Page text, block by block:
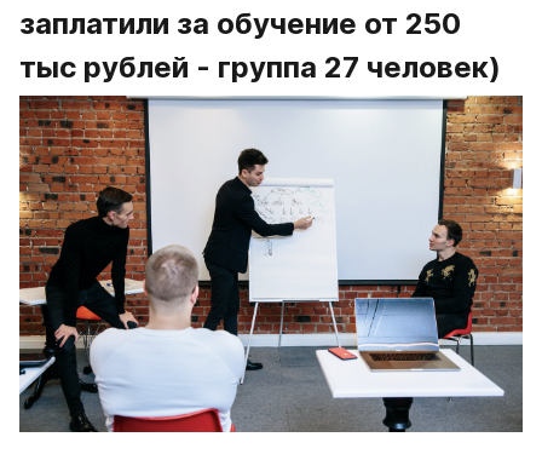
заплатили за обучение от 250
тыс рублей - группа 27 человек)